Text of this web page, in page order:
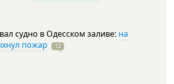
судно в Одесском заливе: на
пожар
12